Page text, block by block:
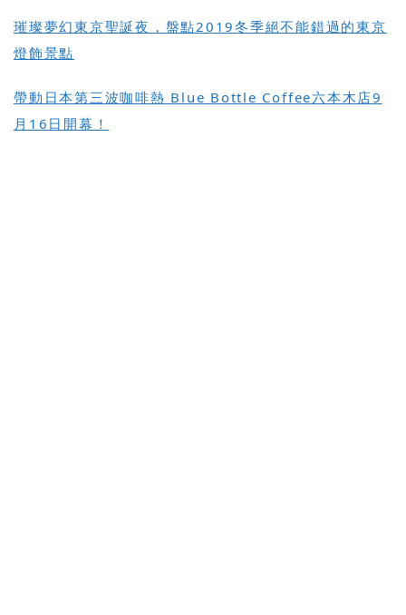
璀璨夢幻東京聖誕夜，盤點2019冬季絕不能錯過的東京
燈飾景點
帶動日本第三波咖啡熱 Blue Bottle Coffee六本木店9
月16日開幕！